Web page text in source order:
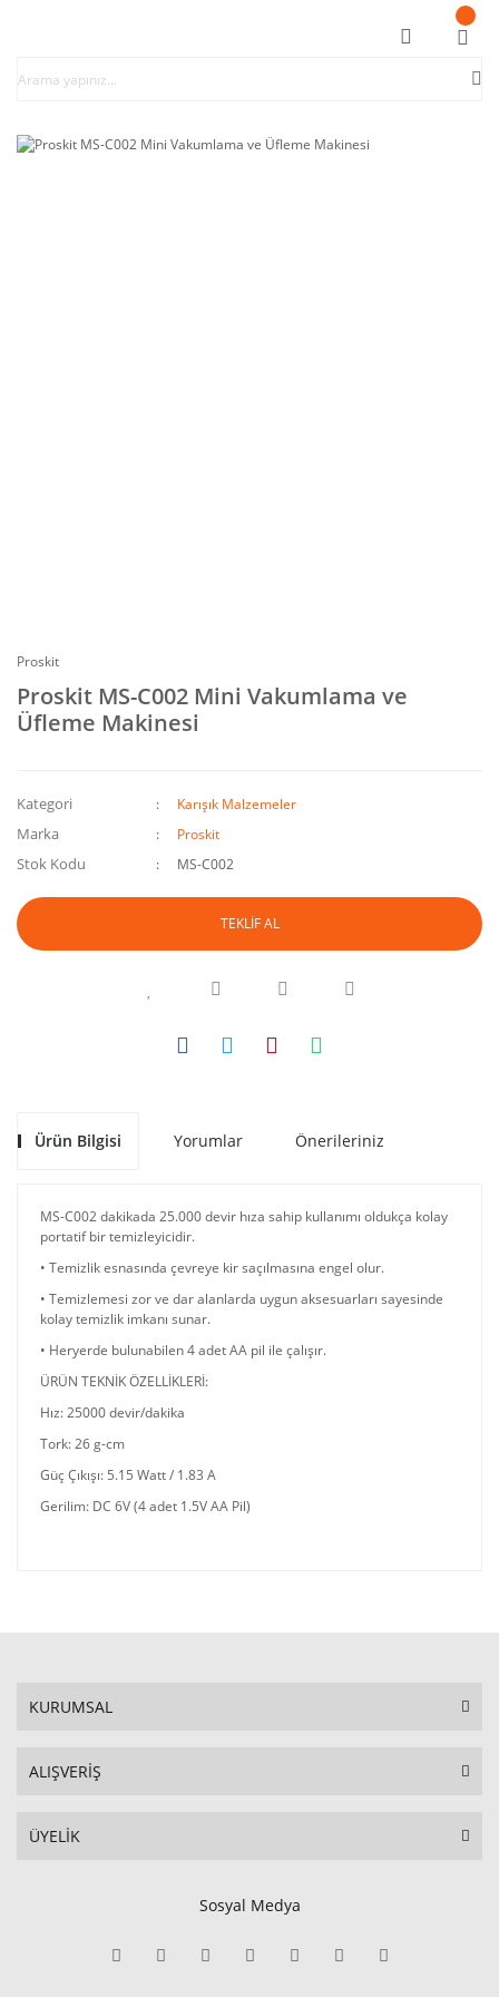
Proskit
Proskit MS-C002 Mini Vakumlama ve
Üfleme Makinesi
Kategori Karışık Malzemeler
Marka Proskit
Stok Kodu MS-C002
TEKLİF AL
Ürün Bilgisi Yorumlar Önerileriniz
MS-C002 dakikada 25.000 devir hıza sahip kullanımı oldukça kolay
portatif bir temizleyicidir.
• Temizlik esnasında çevreye kir saçılmasına engel olur.
• Temizlemesi zor ve dar alanlarda uygun aksesuarları sayesinde
kolay temizlik imkanı sunar.
• Heryerde bulunabilen 4 adet AA pil ile çalışır.
ÜRÜN TEKNİK ÖZELLİKLERİ:
Hız: 25000 devir/dakika
Tork: 26 g-cm
Güç Çıkışı: 5.15 Watt / 1.83 A
Gerilim: DC 6V (4 adet 1.5V AA Pil)
KURUMSAL
ALIŞVERİŞ
ÜYELİK
Sosyal Medya